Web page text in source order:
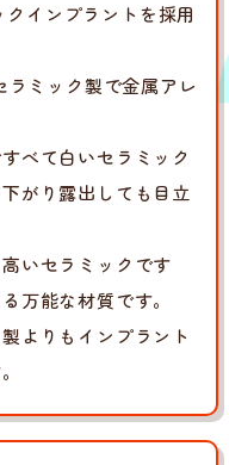
インプラントを採用
ラミック製で金属アレ
べて白いセラミック
がり露出しても目立
いセラミックです
万能な材質です。
よりもインプラント